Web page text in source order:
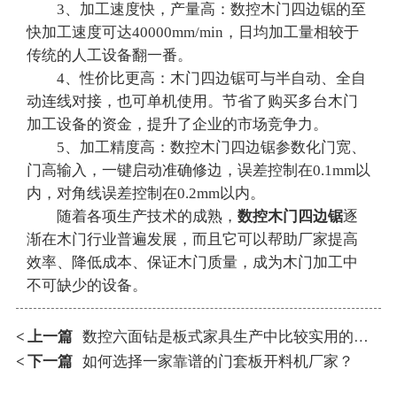
3、加工速度快，产量高：数控木门四边锯的至
快加工速度可达40000mm/min，日均加工量相较于
传统的人工设备翻一番。
4、性价比更高：木门四边锯可与半自动、全自
动连线对接，也可单机使用。节省了购买多台木门
加工设备的资金，提升了企业的市场竞争力。
5、加工精度高：数控木门四边锯参数化门宽、
门高输入，一键启动准确修边，误差控制在0.1mm以
内，对角线误差控制在0.2mm以内。
随着各项生产技术的成熟， 数控木门四边锯逐
渐在木门行业普遍发展，而且它可以帮助厂家提高
效率、降低成本、保证木门质量，成为木门加工中
不可缺少的设备。
< 上一篇 数控六面钻是板式家具生产中比较实用的设备
< 下一篇 如何选择一家靠谱的门套板开料机厂家？